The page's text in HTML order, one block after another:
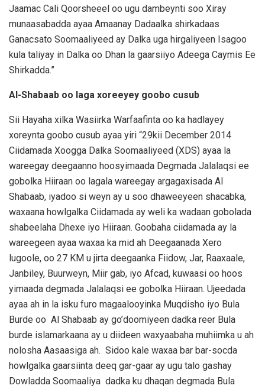
Jaamac Cali Qoorsheeel oo ugu dambeynti soo Xiray
munaasabadda ayaa Amaanay Dadaalka shirkadaas
Ganacsato Soomaaliyeed ay Dalka uga hirgaliyeen Isagoo
kula taliyay in Dalka oo Dhan la gaarsiiyo Adeega Caymis Ee
Shirkadda.”
Al-Shabaab oo laga xoreeyey goobo cusub
Sii Hayaha xilka Wasiirka Warfaafinta oo ka hadlayey
xoreynta goobo cusub ayaa yiri “29kii December 2014
Ciidamada Xoogga Dalka Soomaaliyeed (XDS) ayaa la
wareegay deegaanno hoosyimaada Degmada Jalalaqsi ee
gobolka Hiiraan oo lagala wareegay argagaxisada Al
Shabaab, iyadoo si weyn ay u soo dhaweeyeen shacabka,
waxaana howlgalka Ciidamada ay weli ka wadaan gobolada
shabeelaha Dhexe iyo Hiiraan. Goobaha ciidamada ay la
wareegeen ayaa waxaa ka mid ah Deegaanada Xero
lugoole, oo 27 KM u jirta deegaanka Fiidow, Jar, Raaxaale,
Janbiley, Buurweyn, Miir gab, iyo Afcad, kuwaasi oo hoos
yimaada degmada Jalalaqsi ee gobolka Hiiraan. Ujeedada
ayaa ah in la isku furo magaalooyinka Muqdisho iyo Bula
Burde oo Al Shabaab ay go’doomiyeen dadka reer Bula
burde islamarkaana ay u diideen waxyaabaha muhiimka u ah
nolosha Aasaasiga ah. Sidoo kale waxaa bar bar-socda
howlgalka gaarsiinta deeq gar-gaar ay ugu talo gashay
Dowladda Soomaaliya dadka ku dhaqan degmada Bula